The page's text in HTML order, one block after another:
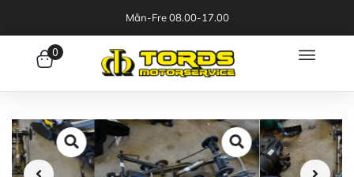
Mån-Fre 08.00-17.00
0